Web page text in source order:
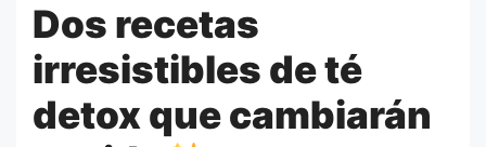
Dos recetas
irresistibles de té
detox que cambiarán